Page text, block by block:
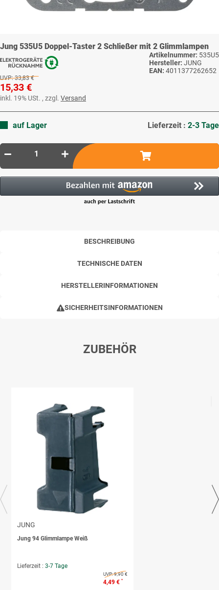
Jung 535U5 Doppel-Taster 2 Schließer mit 2 Glimmlampen
Artikelnummer: 535U5
Hersteller: JUNG
EAN: 4011377262652
UVP: 33,83 €
15,33 €
inkl. 19% USt. , zzgl. Versand
auf Lager Lieferzeit : 2-3 Tage
BESCHREIBUNG
TECHNISCHE DATEN
HERSTELLERINFORMATIONEN
SICHERHEITSINFORMATIONEN
ZUBEHÖR
JUNG
Jung 94 Glimmlampe Weiß
Lieferzeit : 3-7 Tage
UVP:9,90 €
4,49 € *